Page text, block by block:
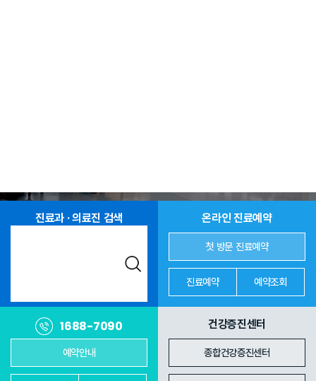
진료과 · 의료진 검색
진료과 의료진
온라인 진료예약
첫 방문 진료예약
진료예약 예약조회
1688-7090
예약안내
건강증진센터
종합건강증진센터